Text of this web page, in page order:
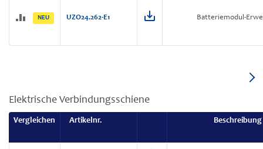
NEU UZO24.262-E1 Batteriemodul-
Elektrische Verbindungsschiene
Vergleichen Artikelnr.